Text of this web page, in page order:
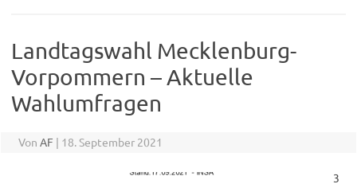
Landtagswahl Mecklenburg-
Vorpommern – Aktuelle
Wahlumfragen
Von AF | 18. September 2021
3